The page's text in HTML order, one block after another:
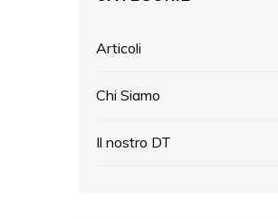
Articoli
Chi Siamo
Il nostro DT